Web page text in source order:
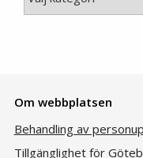
Om webbplatsen
Behandling av
Tillgänglighet för